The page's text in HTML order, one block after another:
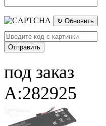
↻ Обновить
под заказ
A:282925